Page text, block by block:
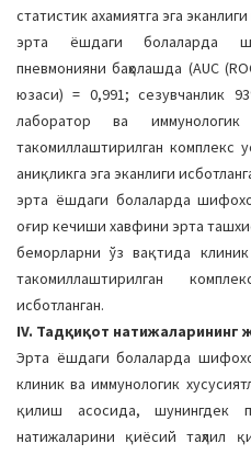
статистик ахамиятга эга
эрта ёшдаги болаларда
пневмонияни баҳолашда (AUC
юзаси) = 0,991; сезувчанлик
лаборатор ва иммунологик
такомиллаштирилган комплекс
аниқликга эга эканлиги
эрта ёшдаги болаларда
оғир кечиши хавфини эрта
беморларни ўз вақтида
такомиллаштирилган
исботланган.
IV. Тадқиқот натижаларининг
Эрта ёшдаги болаларда
клиник ва иммунологик
қилиш асосида, шунингдек
натижаларини қиёсий таҳлил